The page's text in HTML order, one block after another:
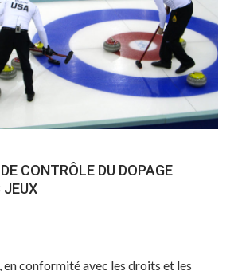
CONTRÔLE DU DOPAGE
JEUX
en conformité avec les droits et les